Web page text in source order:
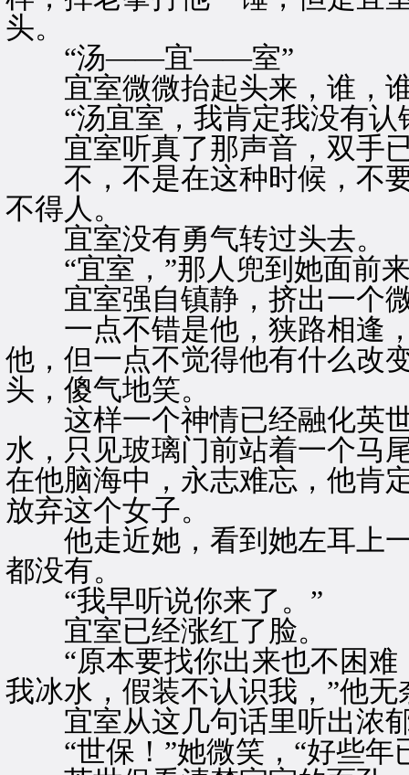
头。
“汤——宜——室”
宜室微微抬起头来，谁，谁
“汤宜室，我肯定我没有认
宜室听真了那声音，双手
不，不是在这种时候，不要
不得人。
宜室没有勇气转过头去。
“宜室，”那人兜到她面前来
宜室强自镇静，挤出一个微
一点不错是他，狭路相逢，
他，但一点不觉得他有什么改
头，傻气地笑。
这样一个神情已经融化英世
水，只见玻璃门前站着一个马
在他脑海中，永志难忘，他肯
放弃这个女子。
他走近她，看到她左耳上一
都没有。
“我早听说你来了。”
宜室已经涨红了脸。
“原本要找你出来也不困难
我冰水，假装不认识我，”他
宜室从这几句话里听出浓
“世保！”她微笑，“好些年